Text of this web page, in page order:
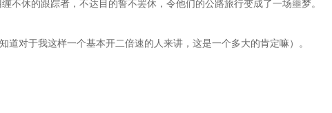
不休的跟踪者，不达目的誓不罢休，令他们的公路旅行变成了一场噩梦。
对于我这样一个基本开二倍速的人来讲，这是一个多大的肯定嘛）。